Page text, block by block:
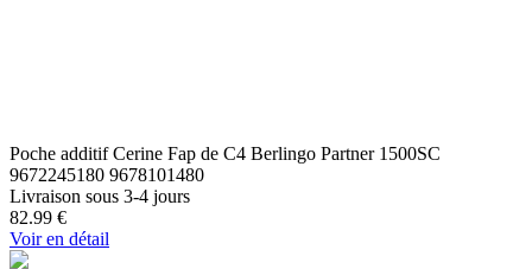
Poche additif Cerine Fap de C4 Berlingo Partner 1500SC
9672245180 9678101480
Livraison sous 3-4 jours
82.99 €
Voir en détail